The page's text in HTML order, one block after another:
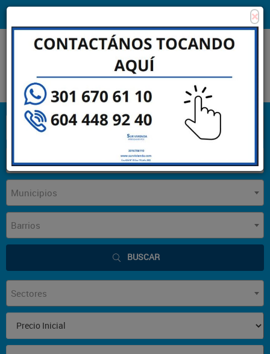
Tipo de inmueble
Municipios
Barrios
BUSCAR
Sectores
×